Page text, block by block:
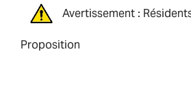
Avertissement :
Proposition